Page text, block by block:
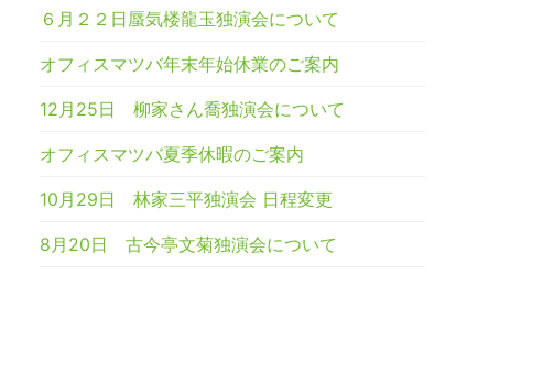
６月２２日蜃気楼龍玉独演会について
オフィスマツバ年末年始休業のご案内
12月25日 柳家さん喬独演会について
オフィスマツバ夏季休暇のご案内
10月29日 林家三平独演会 日程変更
8月20日 古今亭文菊独演会について